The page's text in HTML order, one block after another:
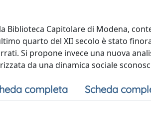
Biblioteca Capitolare di Modena,
quarto del XII secolo è stato
Si propone invece una nuova
da una dinamica sociale
completa Scheda